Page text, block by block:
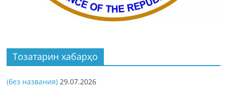
Тозатарин хабарҳо
(без названия) 29.07.2026